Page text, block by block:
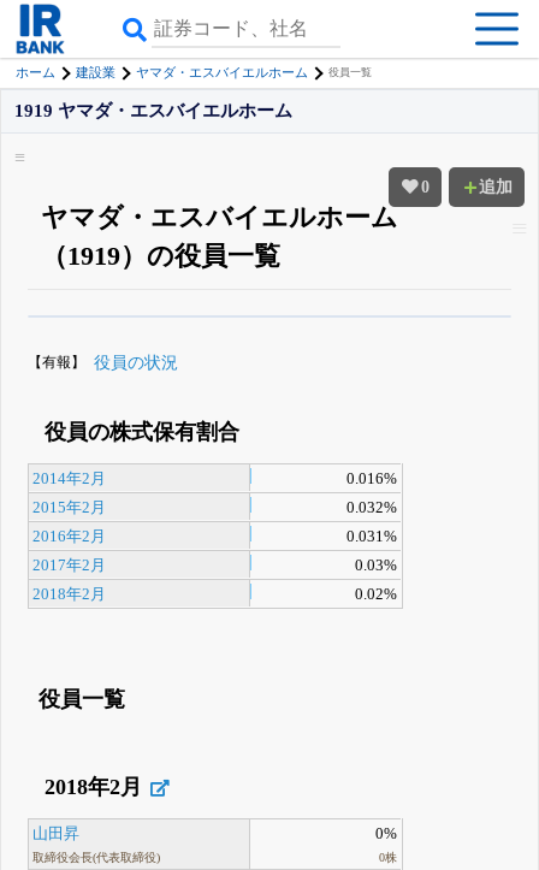
ホーム 建設業 ヤマダ・エスバイエルホーム 役員一覧
0 追加
1919 ヤマダ・エスバイエルホーム
ヤマダ・エスバイエルホーム
（1919）の役員一覧
く追える
無料でβ版をはじめる
【有報】 役員の状況
役員の株式保有割合
2014年2月
0.016%
2015年2月
0.032%
2016年2月
0.031%
2017年2月
0.03%
2018年2月
0.02%
役員一覧
2018年2月
山田昇
取締役会長(代表取締役)
0%
0株